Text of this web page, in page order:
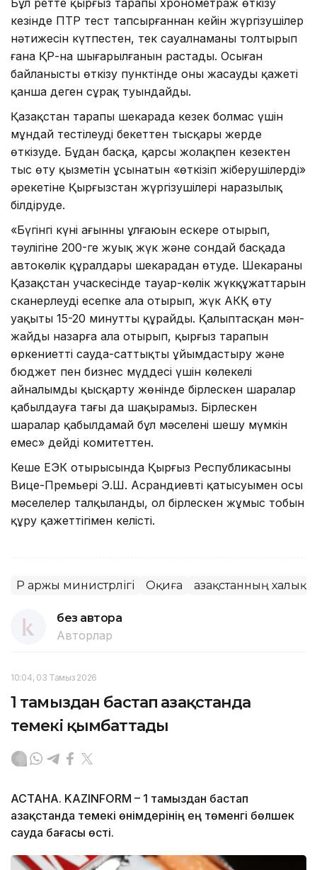
кезінде ПТР тест тапсырғаннан кейін жүргізушілер
нәтижесін күтпестен, тек сауалнаманы толтырып
ғана ҚР-на шығарылғанын растады. Осыған
байланысты өткізу пунктінде оны жасаудың қажеті
қанша деген сұрақ туындайды.
Қазақстан тарапы шекарада кезек болмас үшін
мұндай тестілеуді бекеттен тысқары жерде
өткізуде. Бұдан басқа, қарсы жолақпен кезектен
тыс өту қызметін ұсынатын «өткізіп жіберушілердің»
әрекетіне Қырғызстан жүргізушілері наразылық
білдіруде.
«Бүгінгі күні ағынның ұлғаюын ескере отырып,
тәулігіне 200-ге жуық жүк және сондай басқада
автокөлік құралдары шекарадан өтуде. Шекараның
Қазақстан учаскесінде тауар-көлік жүкқұжаттарын
сканерлеуді есепке ала отырып, жүк АКҚ өту
уақыты 15-20 минутты құрайды. Қалыптасқан мән-
жайды назарға ала отырып, қырғыз тарапын
өркениетті сауда-саттықты ұйымдастыру және
бюджет пен бизнес мүддесі үшін көлеңкелі
айналымды қысқарту жөнінде бірлескен шаралар
қабылдауға тағы да шақырамыз. Бірлескен
шаралар қабылдамай бұл мәселені шешу мүмкін
емес» дейді комитеттен.
Кеше ЕЭК отырысында Қырғыз Республикасының
Вице-Премьері Э.Ш. Асрандиевтің қатысуымен осы
мәселелер талқыланды, ол бірлескен жұмыс тобын
құру қажеттігімен келісті.
ҚР Қаржы министрлігі Оқиға Қазақстанның
без автора
Авторлар
10:04, 03 Тамыз 2026
1 тамыздан бастап Қазақстанда
темекі қымбаттады
АСТАНА. KAZINFORM – 1 тамыздан бастап
Қазақстанда темекі өнімдерінің ең төменгі бөлшек
сауда бағасы өсті.